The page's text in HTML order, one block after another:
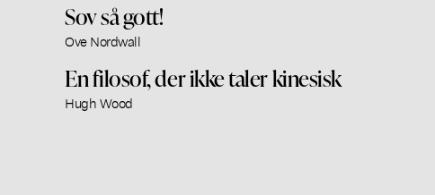
Sov så gott!
Ove Nordwall
En filosof, der ikke taler kinesisk
Hugh Wood